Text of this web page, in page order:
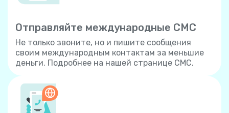
Отправляйте международные СМС
Не только звоните, но и пишите сообщения
своим международным контактам за меньшие
деньги. Подробнее на нашей странице СМС.